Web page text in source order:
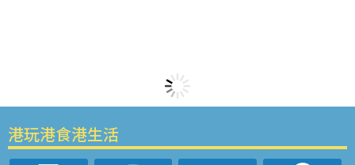
港玩港食港生活